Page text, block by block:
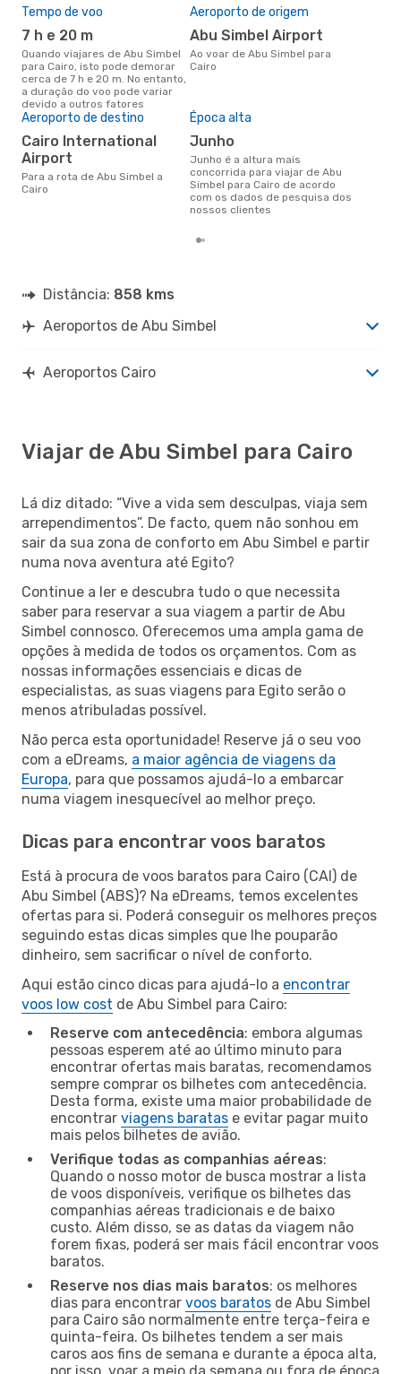
Tempo de voo
7 h e 20 m
Quando viajares de Abu Simbel
para Cairo, isto pode demorar
cerca de 7 h e 20 m. No entanto,
a duração do voo pode variar
devido a outros fatores
Aeroporto de origem
Abu Simbel Airport
Ao voar de Abu Simbel para
Cairo
Aeroporto de destino
Cairo International
Airport
Para a rota de Abu Simbel a
Cairo
Época alta
junho
junho é a altura mais
concorrida para viajar de Abu
Simbel para Cairo de acordo
com os dados de pesquisa dos
nossos clientes
Distância: 858 kms
Aeroportos de Abu Simbel
Aeroportos Cairo
Viajar de Abu Simbel para Cairo
Lá diz ditado: “Vive a vida sem desculpas, viaja sem
arrependimentos”. De facto, quem não sonhou em
sair da sua zona de conforto em Abu Simbel e partir
numa nova aventura até Egito?
Continue a ler e descubra tudo o que necessita
saber para reservar a sua viagem a partir de Abu
Simbel connosco. Oferecemos uma ampla gama de
opções à medida de todos os orçamentos. Com as
nossas informações essenciais e dicas de
especialistas, as suas viagens para Egito serão o
menos atribuladas possível.
Não perca esta oportunidade! Reserve já o seu voo
com a eDreams, a maior agência de viagens da
Europa, para que possamos ajudá-lo a embarcar
numa viagem inesquecível ao melhor preço.
Dicas para encontrar voos baratos
Está à procura de voos baratos para Cairo (CAI) de
Abu Simbel (ABS)? Na eDreams, temos excelentes
ofertas para si. Poderá conseguir os melhores preços
seguindo estas dicas simples que lhe pouparão
dinheiro, sem sacrificar o nível de conforto.
Aqui estão cinco dicas para ajudá-lo a encontrar
voos low cost de Abu Simbel para Cairo:
Reserve com antecedência: embora algumas
pessoas esperem até ao último minuto para
encontrar ofertas mais baratas, recomendamos
sempre comprar os bilhetes com antecedência.
Desta forma, existe uma maior probabilidade de
encontrar viagens baratas e evitar pagar muito
mais pelos bilhetes de avião.
Verifique todas as companhias aéreas:
Quando o nosso motor de busca mostrar a lista
de voos disponíveis, verifique os bilhetes das
companhias aéreas tradicionais e de baixo
custo. Além disso, se as datas da viagem não
forem fixas, poderá ser mais fácil encontrar voos
baratos.
Reserve nos dias mais baratos: os melhores
dias para encontrar voos baratos de Abu Simbel
para Cairo são normalmente entre terça-feira e
quinta-feira. Os bilhetes tendem a ser mais
caros aos fins de semana e durante a época alta,